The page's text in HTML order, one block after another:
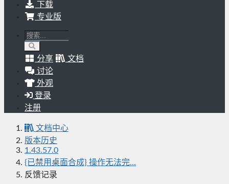
下载
专业版
分享
文档
讨论
外观
登录
注册
文档中心
版本历史
1.43.57.0
{已禁用桌面合成} 操作无法完...
反馈记录